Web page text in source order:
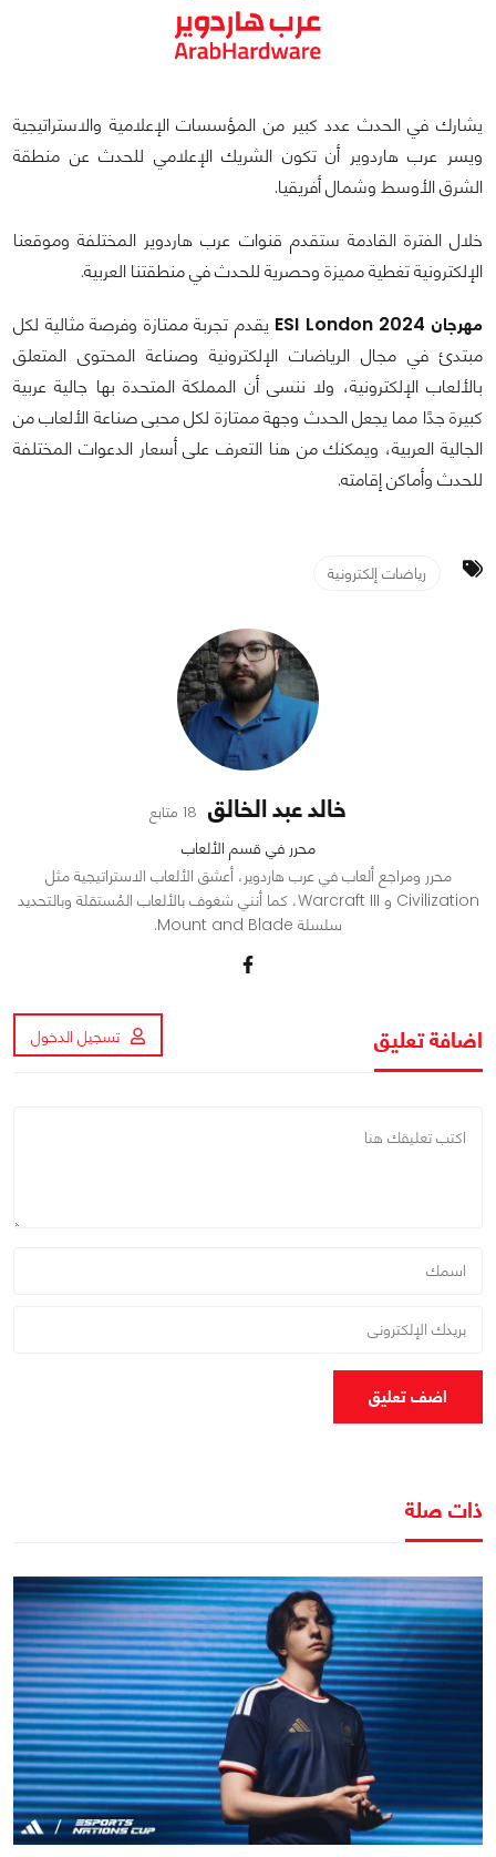
يشارك في الحدث عدد كبير من المؤسسات الإعلامية والاستراتيجية
ويسر عرب هاردوير أن تكون الشريك الإعلامي للحدث عن منطقة
الشرق الأوسط وشمال أفريقيا.
خلال الفترة القادمة ستقدم قنوات عرب هاردوير المختلفة وموقعنا
الإلكترونية تغطية مميزة وحصرية للحدث في منطقتنا العربية.
مهرجان ESI London 2024
يقدم تجربة ممتازة وفرصة مثالية لكل
مبتدئ في مجال الرياضات الإلكترونية وصناعة المحتوى المتعلق
بالألعاب الإلكترونية، ولا ننسى أن المملكة المتحدة بها جالية عربية
كبيرة جدًا مما يجعل الحدث وجهة ممتازة لكل محبى صناعة الألعاب من
الجالية العربية، ويمكنك من هنا التعرف على أسعار الدعوات المختلفة
للحدث وأماكن إقامته.
رياضات إلكترونية
خالد عبد الخالق 18 متابع
محرر في قسم الألعاب
محرر ومراجع ألعاب في عرب هاردوير، أعشق الألعاب الاستراتيجية مثل
Civilization و Warcraft III، كما أنني شغوف بالألعاب المُستقلة وبالتحديد
سلسلة Mount and Blade.
اضافة تعليق تسجيل الدخول
اضف تعليق
ذات صلة